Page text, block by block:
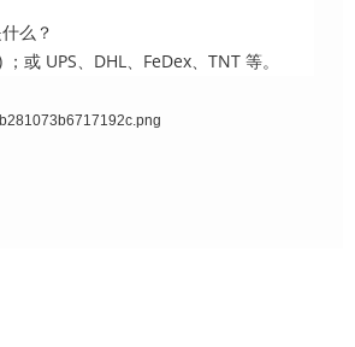
么？
或 UPS、DHL、FeDex、TNT 等。